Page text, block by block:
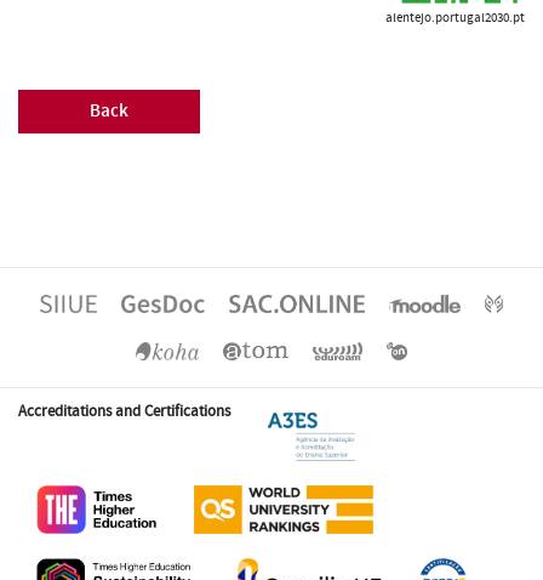
alentejo.portugal2030.pt
Back
Accreditations and Certifications